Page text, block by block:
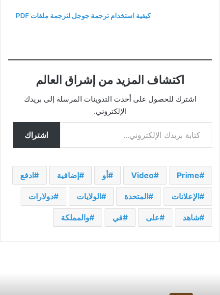
كيفية استخدام ترجمة جوجل لترجمة ملفات PDF
اكتشاف المزيد من إشراق العالم
اشترك للحصول على أحدث التدوينات المرسلة إلى بريدك
الإلكتروني.
كتابة بريدك الإلكتروني...
اشتراك
Prime
Video أو إضافية ادفع
الإعلانات المتحدة الولايات دولارات
شاهد على في والمملكة